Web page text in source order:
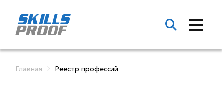
Главная Реестр профессий